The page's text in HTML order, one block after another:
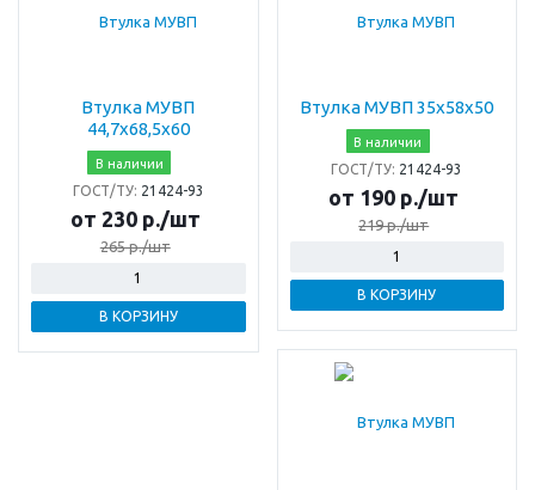
Втулка МУВП
44,7х68,5х60
В наличии
ГОСТ/ТУ: 21424-93
от 230 р./шт
265 р./шт
В КОРЗИНУ
Втулка МУВП 35х58х50
В наличии
ГОСТ/ТУ: 21424-93
от 190 р./шт
219 р./шт
В КОРЗИНУ